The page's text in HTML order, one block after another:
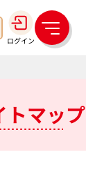
ログイン
メ
ニ
トマップ